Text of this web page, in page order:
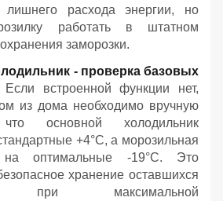
лишнего расхода энергии, но
работать в штатном
заморозки.
- проверка базовых
встроенной функции нет,
из дома необходимо вручную
что основной холодильник
+4°C, а морозильная
оптимальные -19°C. Это
хранение оставшихся
при максимальной